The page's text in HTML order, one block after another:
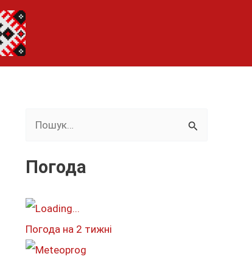
к
т
:
Погода
Погода на 2 тижні